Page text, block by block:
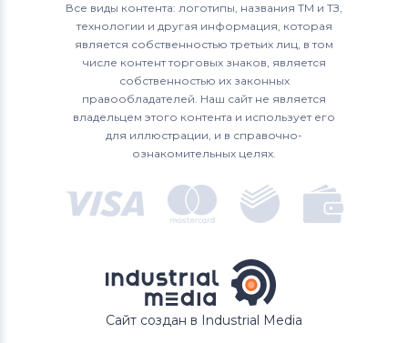
Аккумуляторы для ноутбуков Acer
Аккумуляторы для ноутбуков Asus
Аккумуляторы для ноутбуков
Alienware
1721
1764
3043
Все виды контента: логотипы, названия ТМ и ТЗ,
технологии и другая информация, которая
является собственностью третьих лиц, в том
числе контент торговых знаков, является
собственностью их законных
правообладателей. Наш сайт не является
владельцем этого контента и использует его
для иллюстрации, и в справочно-
ознакомительных целях.
Сайт создан в Industrial Media